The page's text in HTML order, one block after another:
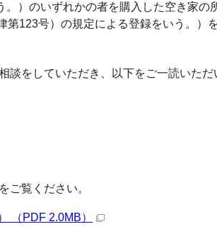
）のいずれかの者を購入した空き家の
第123号）の規定による登録をいう。）
談をしていただき、以下をご一読いただ
ご覧ください。
（PDF 2.0MB）